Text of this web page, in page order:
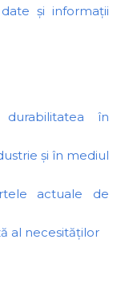
și informații
în
și în mediul
actuale de
al necesităților